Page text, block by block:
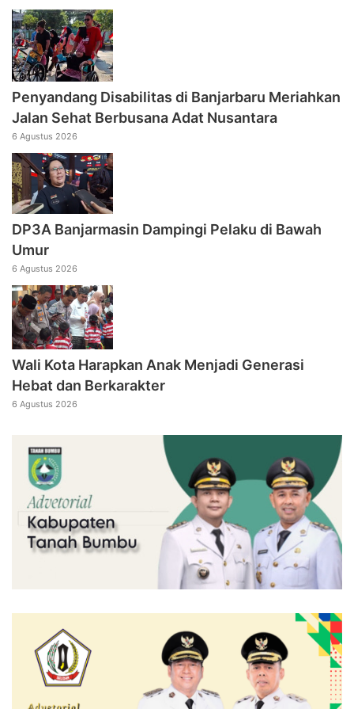
Penyandang Disabilitas di Banjarbaru Meriahkan
Jalan Sehat Berbusana Adat Nusantara
6 Agustus 2026
DP3A Banjarmasin Dampingi Pelaku di Bawah
Umur
6 Agustus 2026
Wali Kota Harapkan Anak Menjadi Generasi
Hebat dan Berkarakter
6 Agustus 2026